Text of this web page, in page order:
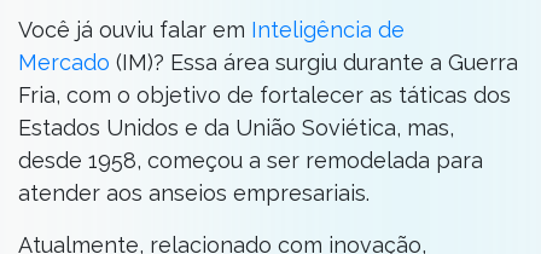
Você já ouviu falar em Inteligência de
Mercado (IM)? Essa área surgiu durante a Guerra
Fria, com o objetivo de fortalecer as táticas dos
Estados Unidos e da União Soviética, mas,
desde 1958, começou a ser remodelada para
atender aos anseios empresariais.
Atualmente, relacionado com inovação,